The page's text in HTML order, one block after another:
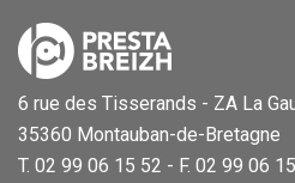
6 rue des Tisserands - ZA La
35360 Montauban-de-Bretagne
T. 02 99 06 15 52 - F. 02 99 06